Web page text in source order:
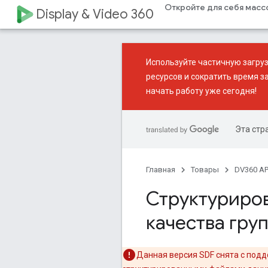
Display & Video 360 Откройте для себя
Используйте частичную
ресурсов и сократить время
начать работу уже сегодня!
Эта
Главная Товары DV360
качества
Данная версия SDF снята с